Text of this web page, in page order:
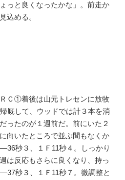
っと良くなったかな」。前走か
込める。
Ｃ①着後は山元トレセンに放牧
厩して、ウッドでは計３本を消
ったのが１週前だ。前にいた２
向いたところで並ぶ間もなくか
秒３、１Ｆ11秒４。しっかり
は反応もさらに良くなり、持っ
秒３、１Ｆ11秒７。微調整と